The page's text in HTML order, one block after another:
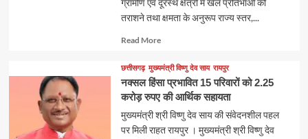
ग्रामीण एवं दूरस्थ क्षेत्रों में खेल प्रतिभाओं को
तराशने तथा क्षमता के अनुरूप राज्य स्तर,...
Read MoreRead
about
छत्तीसगढ़ मुख्यमंत्री विष्णु देव साय रायपुर
नक्सल हिंसा प्रभावित 15 परिवारों को 2.25
करोड़ रुपए की आर्थिक सहायता
मुख्यमंत्री श्री विष्णु देव साय की संवेदनशील पहल
पर मिली राहत रायपुर । मुख्यमंत्री श्री विष्णु देव